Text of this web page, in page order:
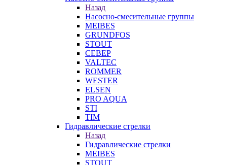
Назад
Насосно-смесительные группы
MEIBES
GRUNDFOS
STOUT
СЕВЕР
VALTEC
ROMMER
WESTER
ELSEN
PRO AQUA
STI
TIM
Гидравлические стрелки
Назад
Гидравлические стрелки
MEIBES
STOUT